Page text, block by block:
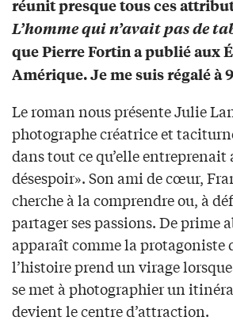
réunit presque tous ces
L’homme qui n’avait pas de
que Pierre Fortin a publié aux
Amérique. Je me suis régalé à
Le roman nous présente Julie
photographe créatrice et
dans tout ce qu’elle entreprenait
désespoir». Son ami de cœur,
cherche à la comprendre ou, à
partager ses passions. De prime
apparaît comme la protagoniste
l’histoire prend un virage
se met à photographier un
devient le centre d’attraction.